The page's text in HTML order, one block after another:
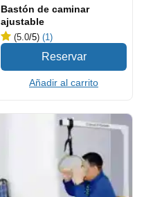
Bastón de caminar
ajustable
(5.0/5) (1)
Añadir al carrito